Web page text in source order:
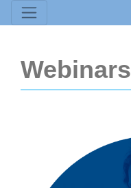
Webinars